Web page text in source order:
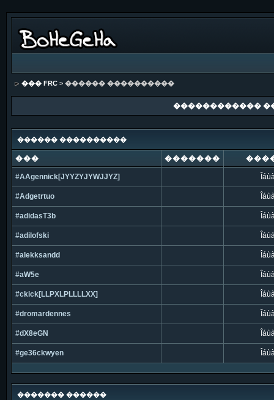
��� FRC> ������ ����������
������������
������ ����������
��� �������
#AAgennick[JYYZYJYWJJYZ]
#Adgetrtuo
#adidasT3b
#adilofski
#alekksandd
#aW5e
#ckick[LLPXLPLLLLXX]
#dromardennes
#dX8eGN
#ge36ckwyen
������� ������